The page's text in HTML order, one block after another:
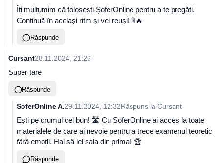
Îți mulțumim că folosești ȘoferOnline pentru a te pregăti.
Continuă în același ritm și vei reuși! 🚦🔥
Răspunde
Cursant28.11.2024, 21:26
Super tare
Răspunde
SoferOnline A.29.11.2024, 12:32Răspuns la Cursant
Ești pe drumul cel bun! 🛣️ Cu SoferOnline ai acces la toate
materialele de care ai nevoie pentru a trece examenul teoretic
fără emoții. Hai să iei sala din prima! 🏆
Răspunde